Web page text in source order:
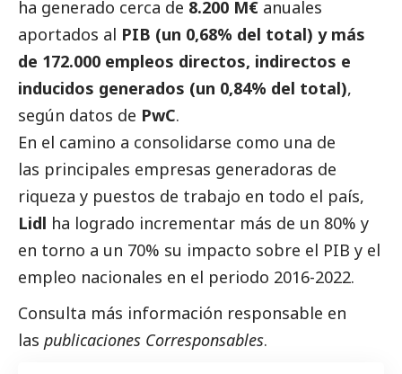
ha generado cerca de 8.200 M€ anuales
aportados al PIB (un 0,68% del total) y más
de 172.000 empleos directos, indirectos e
inducidos generados (un 0,84% del total),
según datos de PwC.
En el camino a consolidarse como una de
las principales empresas generadoras de
riqueza y puestos de trabajo en todo el país,
Lidl ha logrado incrementar más de un 80% y
en torno a un 70% su impacto sobre el PIB y el
empleo nacionales en el periodo 2016-2022.
Consulta más información responsable en
las publicaciones Corresponsables.